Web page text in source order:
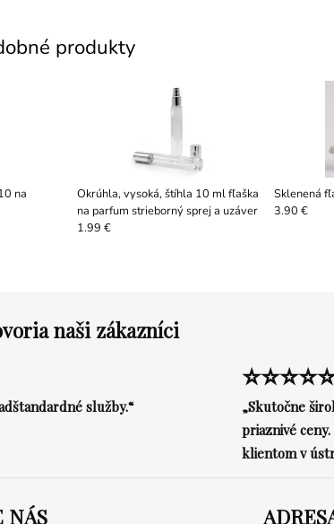
produkty
na
Okrúhla, vysoká, štíhla 10 ml fľaška
na parfum strieborný sprej a uzáver
1.99 €
Sklenená
3.90 €
naši zákazníci
služby.“
„Skutočne
priaznivé
klientom v
NÁS